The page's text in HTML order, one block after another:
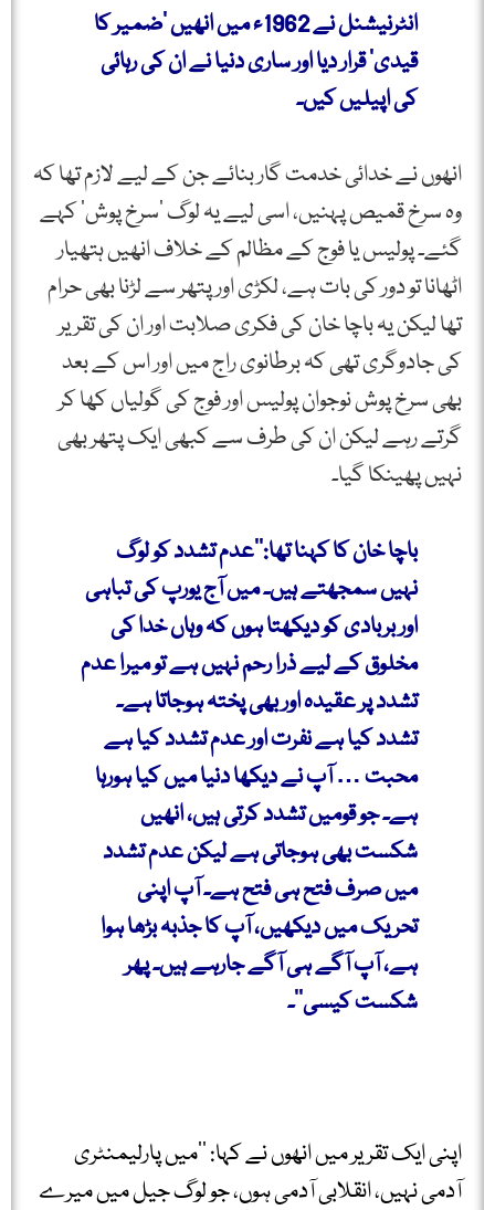
انٹرنیشنل نے 1962ء میں انھیں ’ضمیر کا
قیدی‘ قرار دیا اور ساری دنیا نے ان کی رہائی
کی اپیلیں کیں۔
انھوں نے خدائی خدمت گار بنائے جن کے لیے لازم تھا کہ
وہ سرخ قمیص پہنیں، اسی لیے یہ لوگ ’سرخ پوش‘ کہے
گئے۔ پولیس یا فوج کے مظالم کے خلاف انھیں ہتھیار
اٹھانا تو دور کی بات ہے، لکڑی اور پتھر سے لڑنا بھی حرام
تھا لیکن یہ باچا خان کی فکری صلابت اور ان کی تقریر
کی جادوگری تھی کہ برطانوی راج میں اور اس کے بعد
بھی سرخ پوش نوجوان پولیس اور فوج کی گولیاں کھا کر
گرتے رہے لیکن ان کی طرف سے کبھی ایک پتھر بھی
نہیں پھینکا گیا۔
باچا خان کا کہنا تھا:’’عدم تشدد کو لوگ
نہیں سمجھتے ہیں۔ میں آج یورپ کی تباہی
اور بربادی کو دیکھتا ہوں کہ وہاں خدا کی
مخلوق کے لیے ذرا رحم نہیں ہے تو میرا عدم
تشدد پر عقیدہ اور بھی پختہ ہوجاتا ہے۔
تشدد کیا ہے نفرت اور عدم تشدد کیا ہے
محبت … آپ نے دیکھا دنیا میں کیا ہورہا
ہے۔ جو قومیں تشدد کرتی ہیں، انھیں
شکست بھی ہوجاتی ہے لیکن عدم تشدد
میں صرف فتح ہی فتح ہے۔ آپ اپنی
تحریک میں دیکھیں، آپ کا جذبہ بڑھا ہوا
ہے، آپ آگے ہی آگے جارہے ہیں۔ پھر
شکست کیسی‘‘۔
اپنی ایک تقریر میں انھوں نے کہا: ’’میں پارلیمنٹری
آدمی نہیں، انقلابی آدمی ہوں، جو لوگ جیل میں میرے